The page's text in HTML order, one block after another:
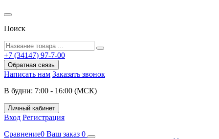
Поиск
+7 (34147) 97-7-00
Обратная связь
Написать нам Заказать звонок
В будни: 7:00 - 16:00 (МСК)
Личный кабинет
Вход Регистрация
Сравнение0 Ваш заказ 0